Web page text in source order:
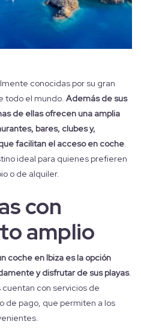
conocidas por su gran
todo el mundo. Además de sus
de ellas ofrecen una amplia
bares, clubes y,
facilitan el acceso en coche.
ideal para quienes prefieren
o de alquiler.
con
amplio
coche en Ibiza es la opción
y disfrutar de sus playas.
con servicios de
de pago, que permiten a los